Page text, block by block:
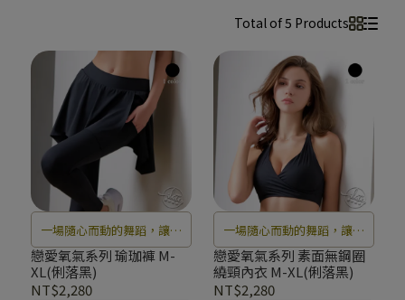
Total of 5 Products
一場隨心而動的舞蹈，讓瞬
間的悸動隨著心跳的節奏，
展開一場戀愛的序曲。
戀愛氧氣系列 瑜珈褲 M-
XL(俐落黑)
NT$2,280
一場隨心而動的舞蹈，讓瞬
間的悸動隨著心跳的節奏，
展開一場戀愛的序曲。
戀愛氧氣系列 素面無鋼圈
繞頸內衣 M-XL(俐落黑)
NT$2,280